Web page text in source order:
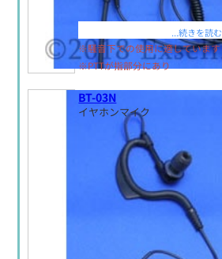
...続きを読む
※騒音下での使用に適しています
※PTTが指部分にあり
BT-03N
イヤホンマイク